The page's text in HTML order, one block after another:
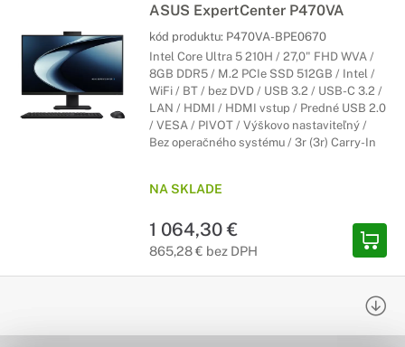
ASUS ExpertCenter P470VA
kód produktu: P470VA-BPE0670
Intel Core Ultra 5 210H / 27,0" FHD WVA /
8GB DDR5 / M.2 PCIe SSD 512GB / Intel /
WiFi / BT / bez DVD / USB 3.2 / USB-C 3.2 /
LAN / HDMI / HDMI vstup / Predné USB 2.0
/ VESA / PIVOT / Výškovo nastaviteľný /
Bez operačného systému / 3r (3r) Carry-In
NA SKLADE
1 064,30 €
865,28 € bez DPH